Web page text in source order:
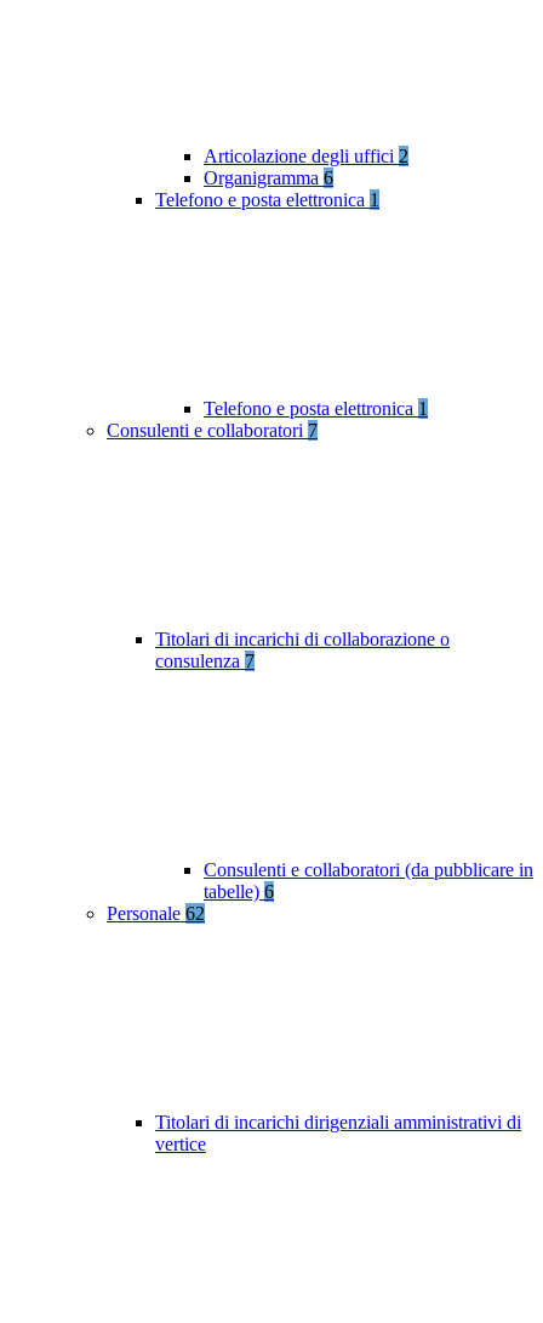
Articolazione degli uffici 2
Organigramma 6
Telefono e posta elettronica 1
Telefono e posta elettronica 1
Consulenti e collaboratori 7
Titolari di incarichi di collaborazione o
consulenza 7
Consulenti e collaboratori (da pubblicare in
tabelle) 6
Personale 62
Titolari di incarichi dirigenziali amministrativi di
vertice